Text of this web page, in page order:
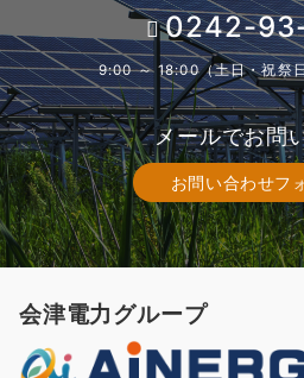
0242-
9:00 ～ 18:00（土日・祝祭
メールでお問
お問い合わせフ
会津電力グループ